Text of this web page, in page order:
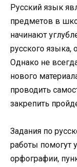
Русский язык
предметов в
начинают
русского языка,
Однако не
нового
проводить
закрепить
Задания по
работы помогут
орфографии,